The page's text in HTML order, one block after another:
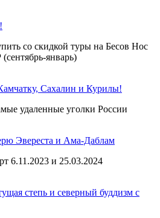
со скидкой туры на Бесов Нос
январь)
Сахалин и Курилы!
удаленные уголки России
Эвереста и Ама-Даблам
6.11.2023 и 25.03.2024
степь и северный буддизм с